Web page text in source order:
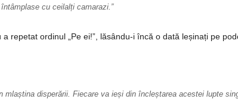
cu ceilalți camarazi.”
repetat ordinul „Pe ei!”, lăsându-i încă o dată leșinați pe
mlaștina disperării. Fiecare va ieși din încleștarea acestei lupte